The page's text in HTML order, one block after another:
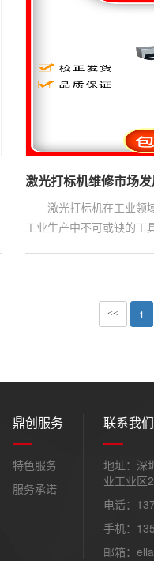
激光打标机在工业领
工业生产中不可或缺的工
<< 1
鼎创服务
特色服务
服务承诺
联系我们
地址：深
业工业区
电话：
手机：
邮箱：